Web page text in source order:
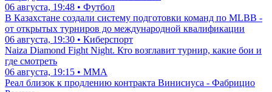
06 августа, 19:48 • Футбол
В Казахстане создали систему подготовки команд по MLBB -
от открытых турниров до международной квалификации
06 августа, 19:30 • Киберспорт
Naiza Diamond Fight Night. Кто возглавит турнир, какие бои и
где смотреть
06 августа, 19:15 • ММА
Реал близок к продлению контракта Винисиуса - Фабрицио